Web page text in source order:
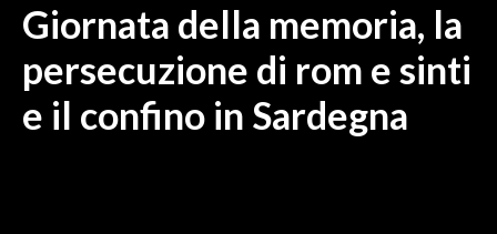
ITALIA
MONDO
Giornata della memoria, la
persecuzione di rom e sinti
e il confino in Sardegna